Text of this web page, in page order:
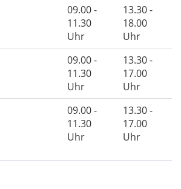
09.00 -
11.30
Uhr
13.30 -
18.00
Uhr
09.00 -
11.30
Uhr
13.30 -
17.00
Uhr
09.00 -
11.30
Uhr
13.30 -
17.00
Uhr